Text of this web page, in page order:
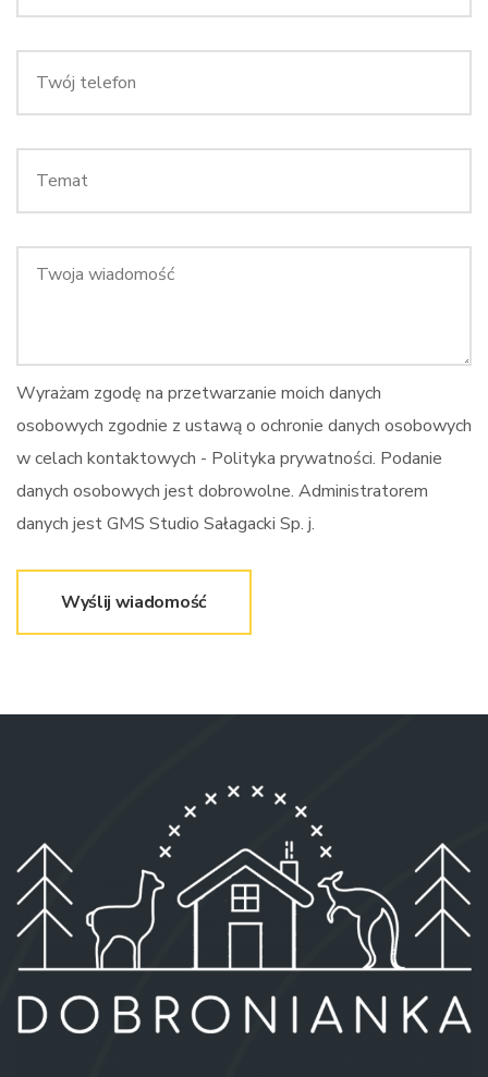
Wyrażam zgodę na przetwarzanie moich danych
osobowych zgodnie z ustawą o ochronie danych osobowych
w celach kontaktowych - Polityka prywatności. Podanie
danych osobowych jest dobrowolne. Administratorem
danych jest GMS Studio Sałagacki Sp. j.